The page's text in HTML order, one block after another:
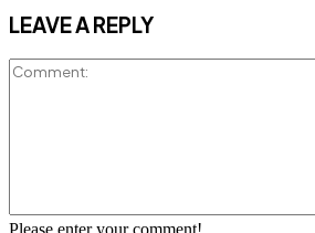
LEAVE A REPLY
Please enter your comment!